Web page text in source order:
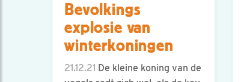
Bevolkings
explosie van
winterkoningen
21.12.21 De kleine koning van de